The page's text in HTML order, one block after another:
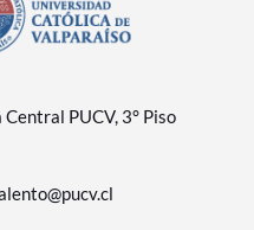
PUCV, 3° Piso